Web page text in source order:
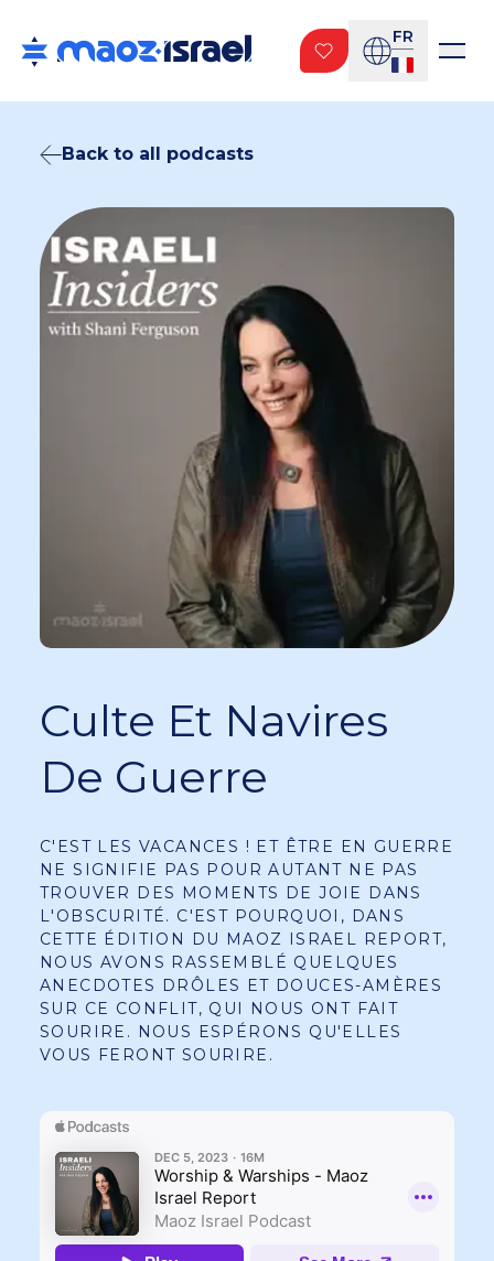
FR
Back to all podcasts
Culte Et Navires
De Guerre
C'EST LES VACANCES ! ET ÊTRE EN GUERRE
NE SIGNIFIE PAS POUR AUTANT NE PAS
TROUVER DES MOMENTS DE JOIE DANS
L'OBSCURITÉ. C'EST POURQUOI, DANS
CETTE ÉDITION DU MAOZ ISRAEL REPORT,
NOUS AVONS RASSEMBLÉ QUELQUES
ANECDOTES DRÔLES ET DOUCES-AMÈRES
SUR CE CONFLIT, QUI NOUS ONT FAIT
SOURIRE. NOUS ESPÉRONS QU'ELLES
VOUS FERONT SOURIRE.